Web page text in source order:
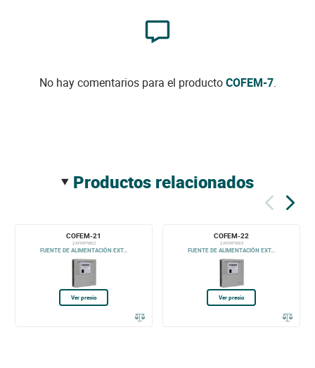
No hay comentarios para el productoCOFEM-7.
productos relacionados
COFEM-21
ZAFIRPWS2
FUENTE DE ALIMENTACIÓN EXT...
Ver precio
COFEM-22
ZAFIRPWS5
FUENTE DE ALIMENTACIÓN EXT...
Ver precio